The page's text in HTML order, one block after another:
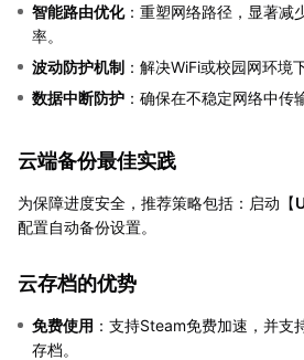
智能路由优化：重塑网络路径，显著减
率。
波动防护机制 ：解决WiFi或校园网环境
数据中断防护 ：确保在不稳定网络中传
云端备份最佳实践
为保障进度安全，推荐策略包括：启动【
配置自动备份设置。
云存档的优势
免费使用 ：支持Steam免费加速，并支
存档。